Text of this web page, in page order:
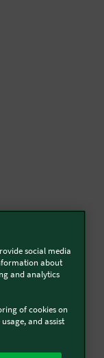
s.r.l.
social media
about
and analytics
of cookies on
and assist